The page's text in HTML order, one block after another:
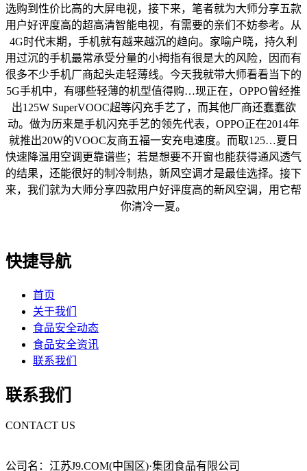
选购到性价比高的大屏电视，接下来，笔者就为大师分享五款
用户好评度高的超高清智能电视，有需要的亲们不妨参考。从
4G时代末期，手机就有越来越沉的趋向。家喻户晓，持久利
用过沉的手机最常承受分量的小拇指有很是大的风险，因而有
很多不少手机厂商起头走轻薄线。今天我就带大师看看当下的
5G手机中，有哪些轻薄的机型值得购…现正在，OPPO曾经推
出125W SuperVOOC超等闪充手艺了，而其他厂商还蠢蠢欲
动。做为历来是手机闪充手艺的领先代表，OPPO正在2014年
就推出20W的VOOC友商五福一安充电速度。而取125…夏日
快速降温用空调更靠谱些；若是想要不开窗也能获得通风透气
的结果，还能很好的制冷制热，新风空调才是最佳选择。接下
来，我们就为大师分享四款用户好评度高的新风空调，用它帮
你清冷一夏。
快捷导航
首页
关于我们
食品安全动态
食品安全资讯
联系我们
联系我们
CONTACT US
公司名：江苏J9.COM(中国区)·集团食品有限公司